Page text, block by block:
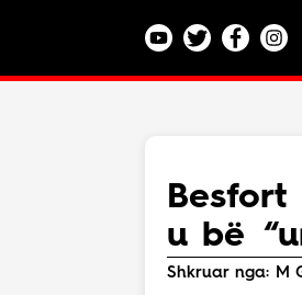
Lajme
Teknologji
Bota
Argëtim
Maqedoni
u bë
Shkruar nga: M